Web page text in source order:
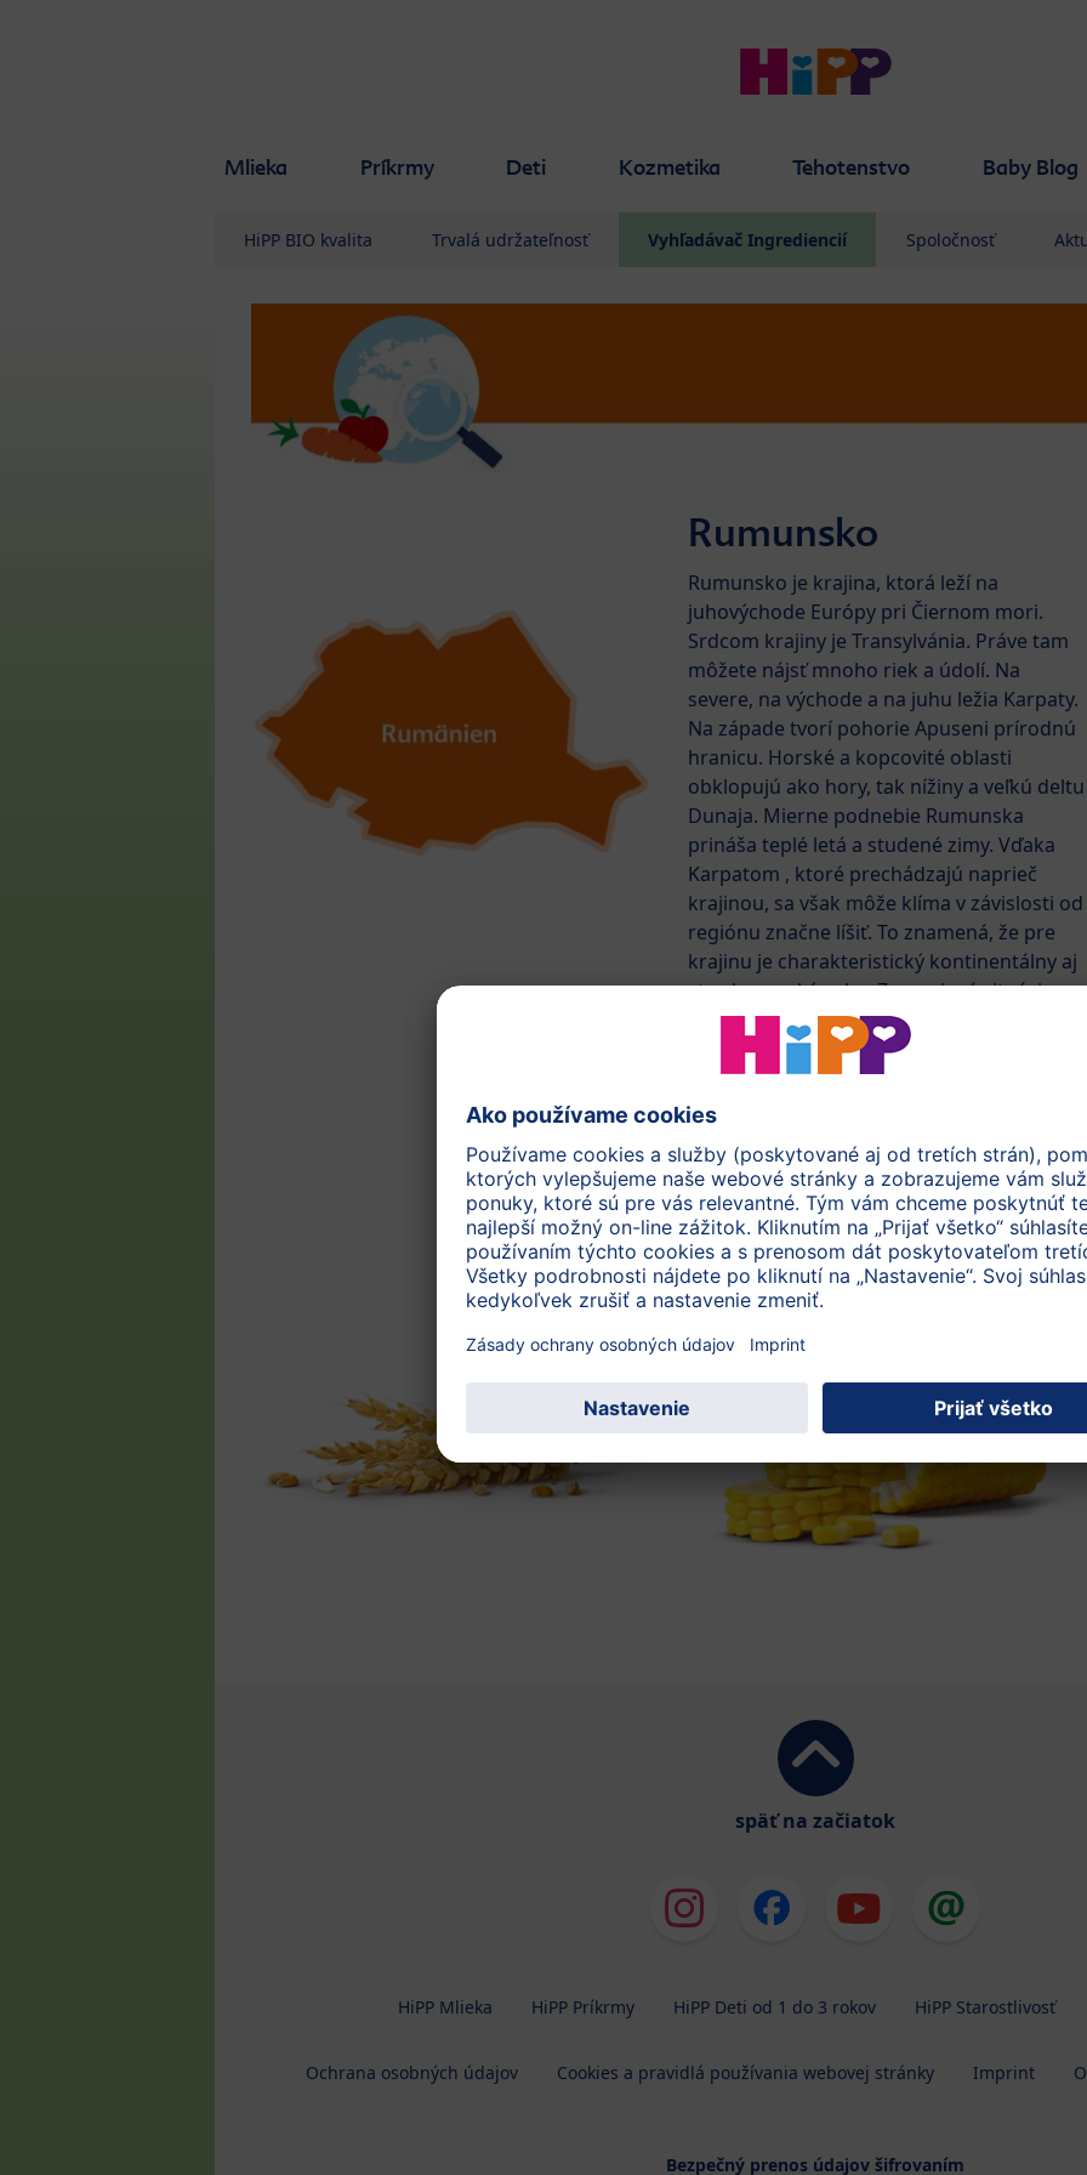
Mlieka Príkrmy Deti Kozmetika Tehotenstvo Baby Blog
HiPP BIO kvalita Trvalá udržateľnosť Vyhľadávač Ingrediencií Spoločnosť
Rumunsko
Rumunsko je krajina, ktorá leží na
juhovýchode Európy pri Čiernom mori.
Srdcom krajiny je Transylvánia. Práve tam
môžete nájsť mnoho riek a údolí. Na
severe, na východe a na juhu ležia Karpaty.
Na západe tvorí pohorie Apuseni prírodnú
hranicu. Horské a kopcovité oblasti
obklopujú ako hory, tak nížiny a veľkú deltu
Dunaja. Mierne podnebie Rumunska
prináša teplé letá a studené zimy. Vďaka
Karpatom , ktoré prechádzajú naprieč
krajinou, sa však môže klíma v závislosti od
regiónu značne líšiť. To znamená, že pre
krajinu je charakteristický kontinentálny aj
stredomorský vplyv. Zemepisná situácia
a podnebie Rumunska tak prinášajú
úrodné pôdy a mnoho nerastných zdrojov.
Najlepšie orné pôdy Rumunska ležia
v jednej z nížin a ďalekom západe a na juhu
pestovanie tu majú obilniny, ako je naša
pšenica, kukurica, cukrová repa a zemiaky.
späť na začiatok
HiPP Mlieka HiPP Príkrmy HiPP Deti od 1 do 3 rokov HiPP Starostlivosť
Ochrana osobných údajov Cookies a pravidlá používania webovej stránky Imprint
Bezpečný prenos údajov šifrovaním